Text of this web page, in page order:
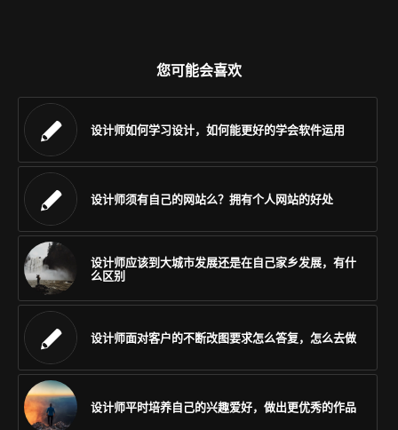
您可能会喜欢
设计师如何学习设计，如何能更好的学会软件运用
设计师须有自己的网站么？拥有个人网站的好处
设计师应该到大城市发展还是在自己家乡发展，有什
么区别
设计师面对客户的不断改图要求怎么答复，怎么去做
设计师平时培养自己的兴趣爱好，做出更优秀的作品